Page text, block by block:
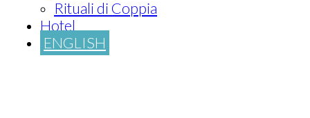
Rituali di Coppia
Hotel
ENGLISH